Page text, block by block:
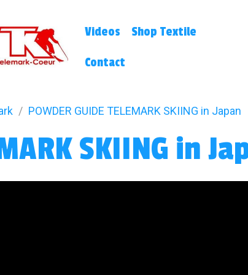
Videos Shop Textile
Contact
POWDER GUIDE TELEMARK SKIING in Japan
SKIING in